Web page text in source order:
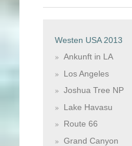
Westen USA 2013
Ankunft in LA
Los Angeles
Joshua Tree NP
Lake Havasu
Route 66
Grand Canyon